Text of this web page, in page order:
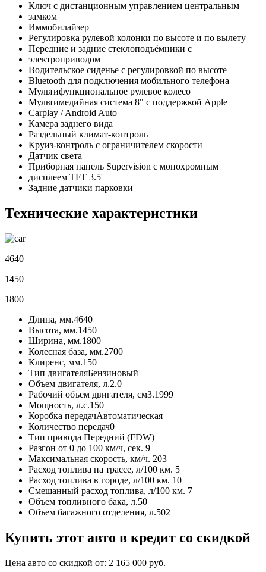
Ключ с дистанционным управлением центральным
замком
Иммобилайзер
Регулировка рулевой колонки по высоте и по вылету
Передние и задние стеклоподъёмники с
электроприводом
Водительское сиденье с регулировкой по высоте
Bluetooth для подключения мобильного телефона
Мультифункциональное рулевое колесо
Мультимедийная система 8" с поддержкой Apple
Carplay / Android Auto
Камера заднего вида
Раздельный климат-контроль
Круиз-контроль с ограничителем скорости
Датчик света
Приборная панель Supervision c монохромным
дисплеем TFT 3.5'
Задние датчики парковки
Технические характеристики
4640
1450
1800
Длина, мм.4640
Высота, мм.1450
Ширина, мм.1800
Колесная база, мм.2700
Клиренс, мм.150
Тип двигателяБензиновый
Объем двигателя, л.2.0
Рабочий объем двигателя, см3.1999
Мощность, л.с.150
Коробка передачАвтоматическая
Количество передач0
Тип привода Передний (FDW)
Разгон от 0 до 100 км/ч, сек. 9
Максимальная скорость, км/ч. 203
Расход топлива на трассе, л/100 км. 5
Расход топлива в городе, л/100 км. 10
Смешанный расход топлива, л/100 км. 7
Объем топливного бака, л.50
Объем багажного отделения, л.502
Купить этот авто в кредит со скидкой
Цена авто со скидкой от: 2 165 000 руб.